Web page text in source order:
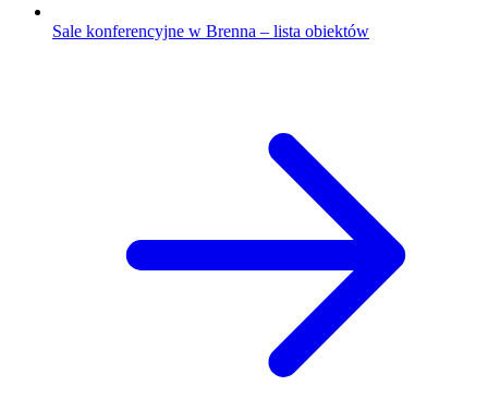
Sale konferencyjne w Brenna – lista obiektów